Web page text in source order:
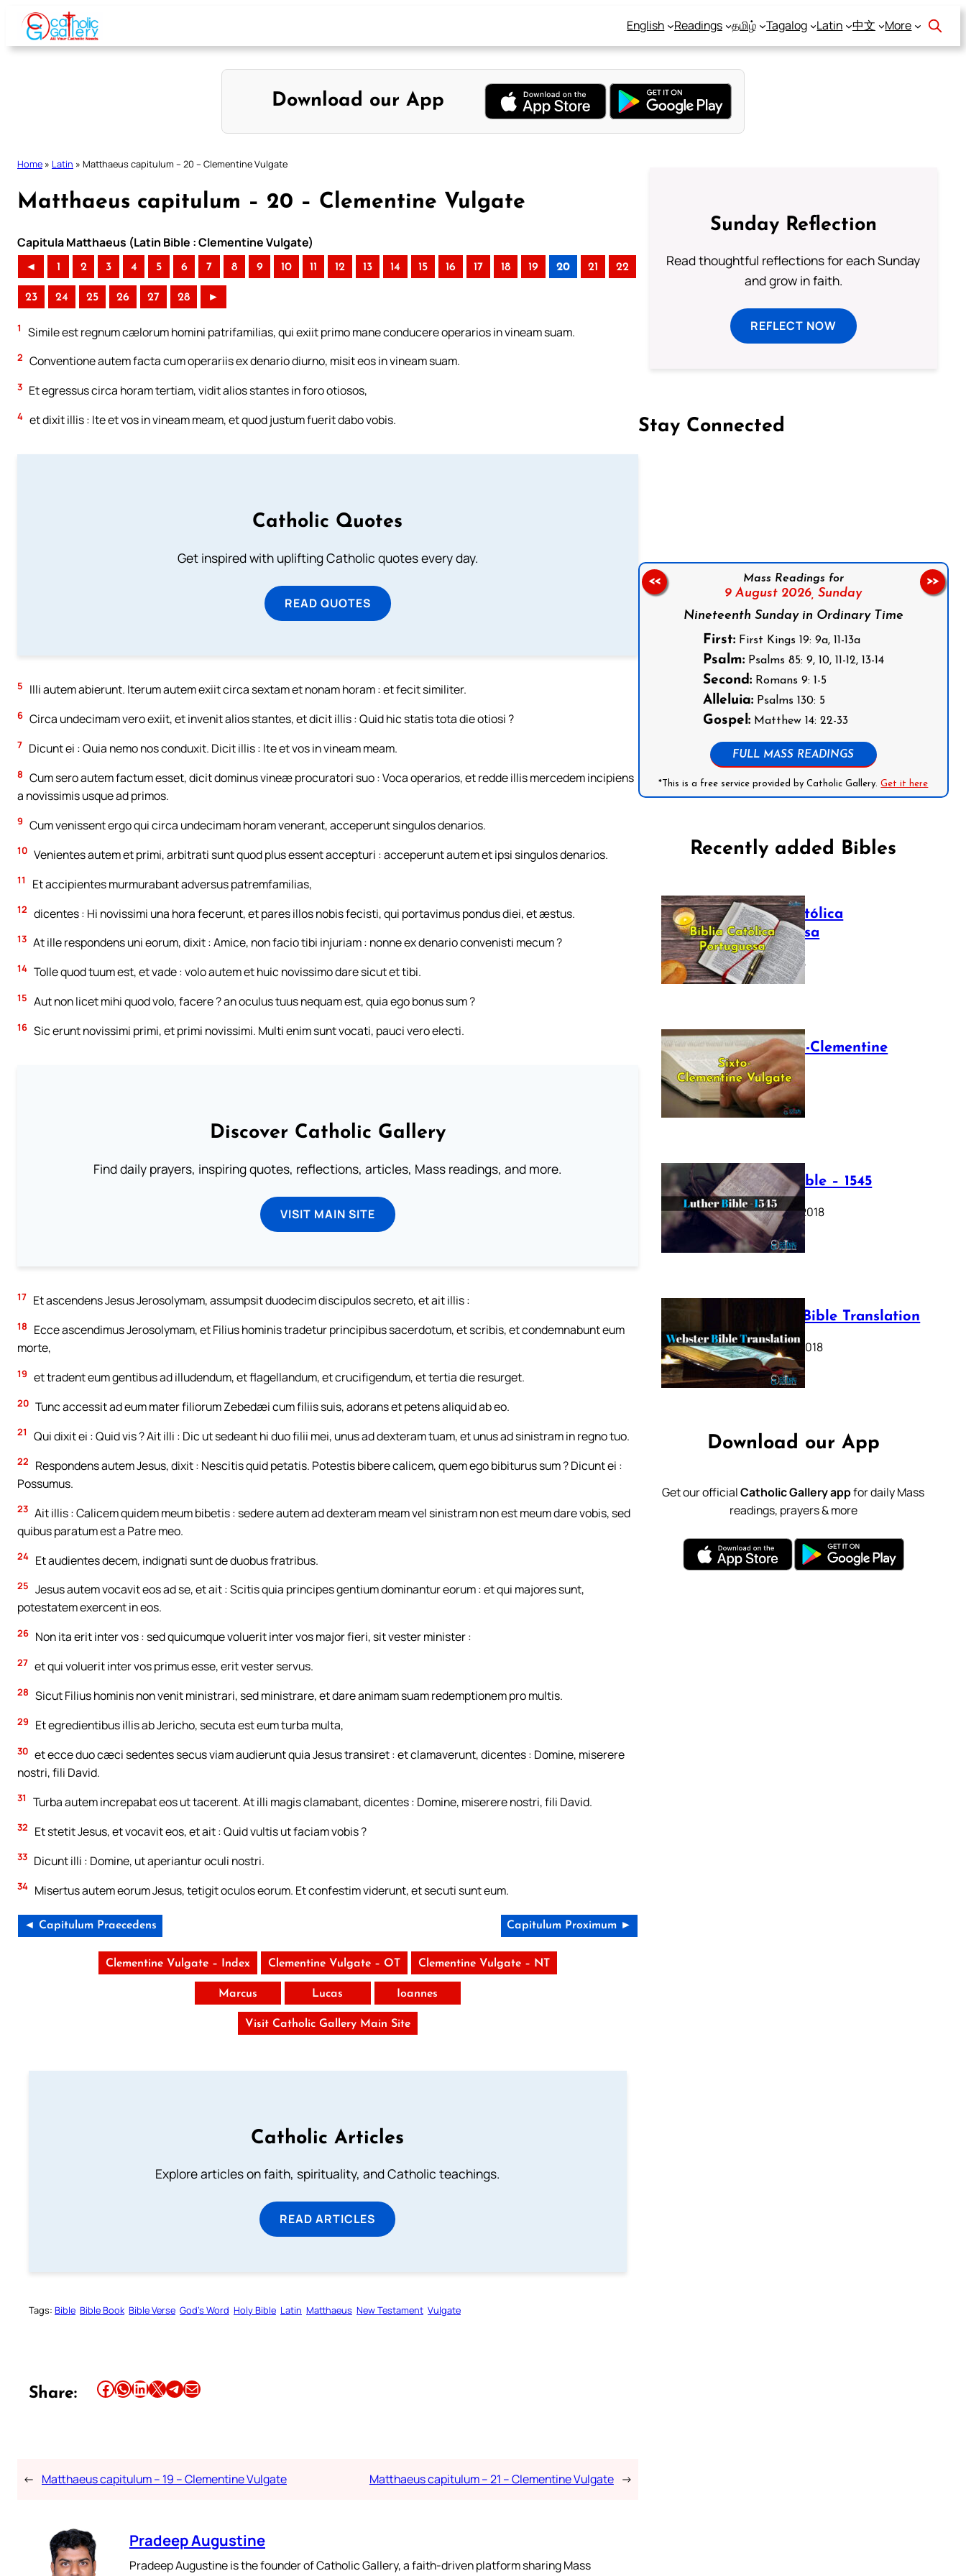
Skip
content
English Readings தமிழ் Tagalog Latin 中文 More
Download our App
Home » Latin » Matthaeus capitulum – 20 – Clementine Vulgate
Matthaeus capitulum – 20 – Clementine Vulgate
Capitula Matthaeus (Latin Bible : Clementine Vulgate)
◄ 1 2 3 4 5 6 7 8 9 10 11 12 13 14 15 16 17 18 19 20 21 22
23 24 25 26 27 28 ►
1 Simile est regnum cælorum homini patrifamilias, qui exiit primo mane conducere operarios in vineam suam.
2 Conventione autem facta cum operariis ex denario diurno, misit eos in vineam suam.
3 Et egressus circa horam tertiam, vidit alios stantes in foro otiosos,
4 et dixit illis : Ite et vos in vineam meam, et quod justum fuerit dabo vobis.
Catholic Quotes
Get inspired with uplifting Catholic quotes every day.
READ QUOTES
5 Illi autem abierunt. Iterum autem exiit circa sextam et nonam horam : et fecit similiter.
6 Circa undecimam vero exiit, et invenit alios stantes, et dicit illis : Quid hic statis tota die otiosi ?
7 Dicunt ei : Quia nemo nos conduxit. Dicit illis : Ite et vos in vineam meam.
8 Cum sero autem factum esset, dicit dominus vineæ procuratori suo : Voca operarios, et redde illis mercedem incipiens
a novissimis usque ad primos.
9 Cum venissent ergo qui circa undecimam horam venerant, acceperunt singulos denarios.
10 Venientes autem et primi, arbitrati sunt quod plus essent accepturi : acceperunt autem et ipsi singulos denarios.
11 Et accipientes murmurabant adversus patremfamilias,
12 dicentes : Hi novissimi una hora fecerunt, et pares illos nobis fecisti, qui portavimus pondus diei, et æstus.
13 At ille respondens uni eorum, dixit : Amice, non facio tibi injuriam : nonne ex denario convenisti mecum ?
14 Tolle quod tuum est, et vade : volo autem et huic novissimo dare sicut et tibi.
15 Aut non licet mihi quod volo, facere ? an oculus tuus nequam est, quia ego bonus sum ?
16 Sic erunt novissimi primi, et primi novissimi. Multi enim sunt vocati, pauci vero electi.
Discover Catholic Gallery
Find daily prayers, inspiring quotes, reflections, articles, Mass readings, and more.
VISIT MAIN SITE
17 Et ascendens Jesus Jerosolymam, assumpsit duodecim discipulos secreto, et ait illis :
18
Ecce ascendimus Jerosolymam, et Filius hominis tradetur principibus sacerdotum, et scribis, et condemnabunt eum
morte,
19 et tradent eum gentibus ad illudendum, et flagellandum, et crucifigendum, et tertia die resurget.
20 Tunc accessit ad eum mater filiorum Zebedæi cum filiis suis, adorans et petens aliquid ab eo.
21 Qui dixit ei : Quid vis ? Ait illi : Dic ut sedeant hi duo filii mei, unus ad dexteram tuam, et unus ad sinistram in regno tuo.
22
Respondens autem Jesus, dixit : Nescitis quid petatis. Potestis bibere calicem, quem ego bibiturus sum ? Dicunt ei :
Possumus.
23 Ait illis : Calicem quidem meum bibetis : sedere autem ad dexteram meam vel sinistram non est meum dare vobis, sed
quibus paratum est a Patre meo.
24 Et audientes decem, indignati sunt de duobus fratribus.
25 Jesus autem vocavit eos ad se, et ait : Scitis quia principes gentium dominantur eorum : et qui majores sunt,
potestatem exercent in eos.
26 Non ita erit inter vos : sed quicumque voluerit inter vos major fieri, sit vester minister :
27 et qui voluerit inter vos primus esse, erit vester servus.
28 Sicut Filius hominis non venit ministrari, sed ministrare, et dare animam suam redemptionem pro multis.
29 Et egredientibus illis ab Jericho, secuta est eum turba multa,
30 et ecce duo cæci sedentes secus viam audierunt quia Jesus transiret : et clamaverunt, dicentes : Domine, miserere
nostri, fili David.
31 Turba autem increpabat eos ut tacerent. At illi magis clamabant, dicentes : Domine, miserere nostri, fili David.
32 Et stetit Jesus, et vocavit eos, et ait : Quid vultis ut faciam vobis ?
33 Dicunt illi : Domine, ut aperiantur oculi nostri.
34 Misertus autem eorum Jesus, tetigit oculos eorum. Et confestim viderunt, et secuti sunt eum.
◄ Capitulum Praecedens Capitulum Proximum ►
Clementine Vulgate – Index Clementine Vulgate – OT Clementine Vulgate – NT
Marcus Lucas Ioannes
Visit Catholic Gallery Main Site
Catholic Articles
Explore articles on faith, spirituality, and Catholic teachings.
READ ARTICLES
Tags: Bible Bible Book Bible Verse God’s Word Holy Bible Latin Matthaeus New Testament Vulgate
Share: Share this article on Facebook Share this article on WhatsApp Share this article on LinkedIn Share this article on X Share this article on TelegramEmail this Article
← Matthaeus capitulum – 19 – Clementine Vulgate Matthaeus capitulum – 21 – Clementine Vulgate →
Pradeep Augustine
Pradeep Augustine is the founder of Catholic Gallery, a faith-driven platform sharing Mass
Sunday Reflection
Read thoughtful reflections for each Sunday
and grow in faith.
REFLECT NOW
Stay Connected
Mass Readings for
9 August 2026, Sunday
Nineteenth Sunday in Ordinary Time
First:First Kings 19: 9a, 11-13a
Psalm:Psalms 85: 9, 10, 11-12, 13-14
Second:Romans 9: 1-5
Alleluia:Psalms 130: 5
Gospel:Matthew 14: 22-33
FULL MASS READINGS
*This is a free service provided by Catholic Gallery.Get it here
<< >>
Recently added Bibles
Bíblia Católica
Portuguesa
July 16, 2025
The Sixto-Clementine
Vulgate
July 12, 2025
Luther Bible – 1545
October 17, 2018
Webster Bible Translation
October 11, 2018
Download our App
Get our officialCatholic Gallery appfor daily Mass
readings, prayers & more